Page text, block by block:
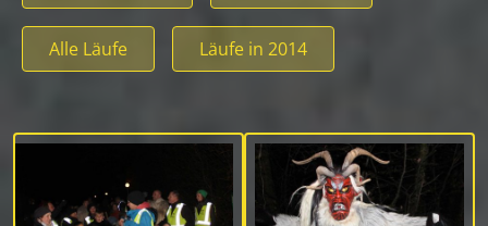
Alle Läufe Läufe in 2014